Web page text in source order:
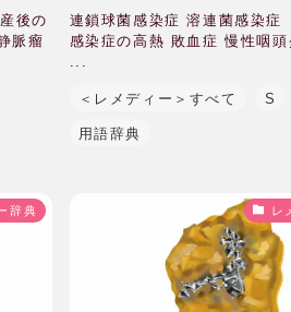
後の
脈瘤
連鎖球菌感染症 溶連菌感染症
感染症の高熱 敗血症 慢性咽頭
＜レメディー＞すべて S
用語辞典
辞典 レ